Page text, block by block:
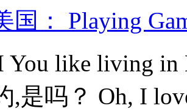
国： Playing
You like living in
,是吗？ Oh, I